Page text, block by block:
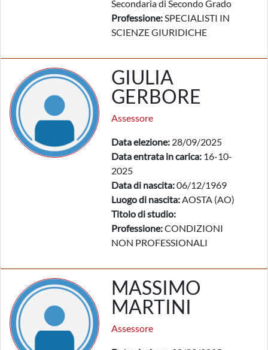
Secondaria di Secondo Grado
Professione:SPECIALISTI IN
SCIENZE GIURIDICHE
GIULIA
GERBORE
Assessore
Data elezione: 28/09/2025
Data entrata in carica: 16-10-
2025
Data di nascita:06/12/1969
Luogo di nascita:AOSTA (AO)
Titolo di studio:
Professione:CONDIZIONI
NON PROFESSIONALI
MASSIMO
MARTINI
Assessore